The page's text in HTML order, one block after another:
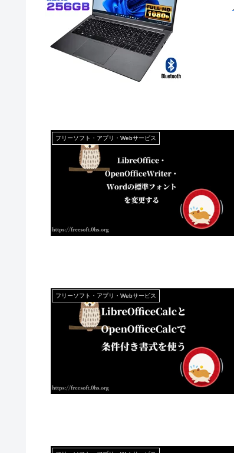
フリーソフト・アプリ・Webサービス
フリーソフト・アプリ・Webサービス